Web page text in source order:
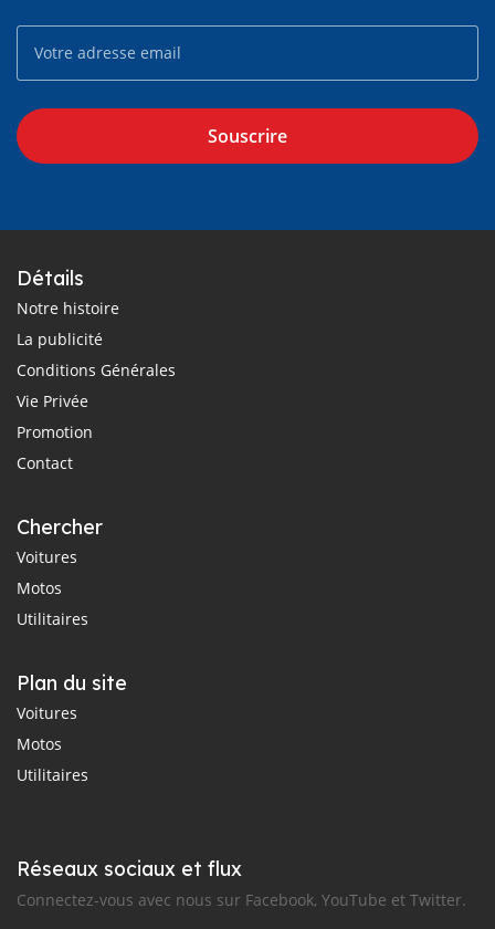
Souscrire
Détails
Notre histoire
La publicité
Conditions Générales
Vie Privée
Promotion
Contact
Chercher
Voitures
Motos
Utilitaires
Plan du site
Voitures
Motos
Utilitaires
Réseaux sociaux et flux
Connectez-vous avec nous sur Facebook, YouTube et Twitter.